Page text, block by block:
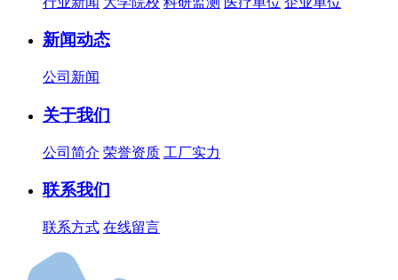
新闻动态
公司新闻
关于我们
公司简介 荣誉资质 工厂实力
联系我们
联系方式 在线留言